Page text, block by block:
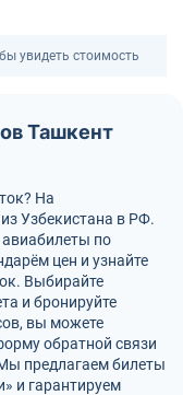
увидеть стоимость
Ташкент
На
Узбекистана в РФ.
авиабилеты по
цен и узнайте
Выбирайте
и бронируйте
вы можете
обратной связи
предлагаем билеты
и гарантируем